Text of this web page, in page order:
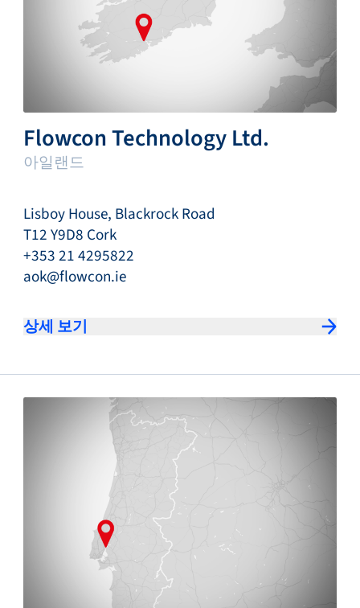
Flowcon Technology Ltd.
아일랜드
Lisboy House, Blackrock Road
T12 Y9D8 Cork
+353 21 4295822
aok@flowcon.ie
상세 보기